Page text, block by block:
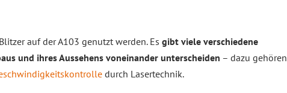
auf der A103 genutzt werden. Es gibt viele verschiedene
und ihres Aussehens voneinander unterscheiden – dazu gehören
durch Lasertechnik.